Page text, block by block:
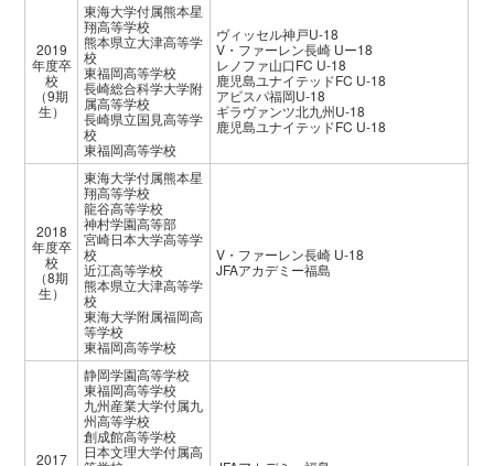
2019
年度卒
校
（9期
生）
東海大学付属熊本星
翔高等学校
熊本県立大津高等学
校
東福岡高等学校
長崎総合科学大学附
属高等学校
長崎県立国見高等学
校
東福岡高等学校
ヴィッセル神戸U-18
V・ファーレン長崎 Uー18
レノファ山口FC U-18
鹿児島ユナイテッドFC U-18
アビスパ福岡U-18
ギラヴァンツ北九州U-18
鹿児島ユナイテッドFC U-18
2018
年度卒
校
（8期
生）
東海大学付属熊本星
翔高等学校
龍谷高等学校
神村学園高等部
宮崎日本大学高等学
校
近江高等学校
熊本県立大津高等学
校
東海大学附属福岡高
等学校
東福岡高等学校
V・ファーレン長崎 U-18
JFAアカデミー福島
2017
静岡学園高等学校
東福岡高等学校
九州産業大学付属九
州高等学校
創成館高等学校
日本文理大学付属高